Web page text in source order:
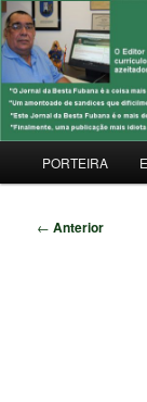
Pular
para
o
conteúdo
principalJORNAL
Uma Gazeta
principal
PORTEIRA
Navegação
← Anterior